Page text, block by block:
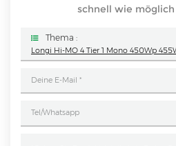
schnell wie
Thema :